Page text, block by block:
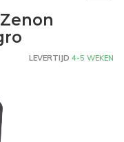
LEVERTIJD 4-5 WEKEN